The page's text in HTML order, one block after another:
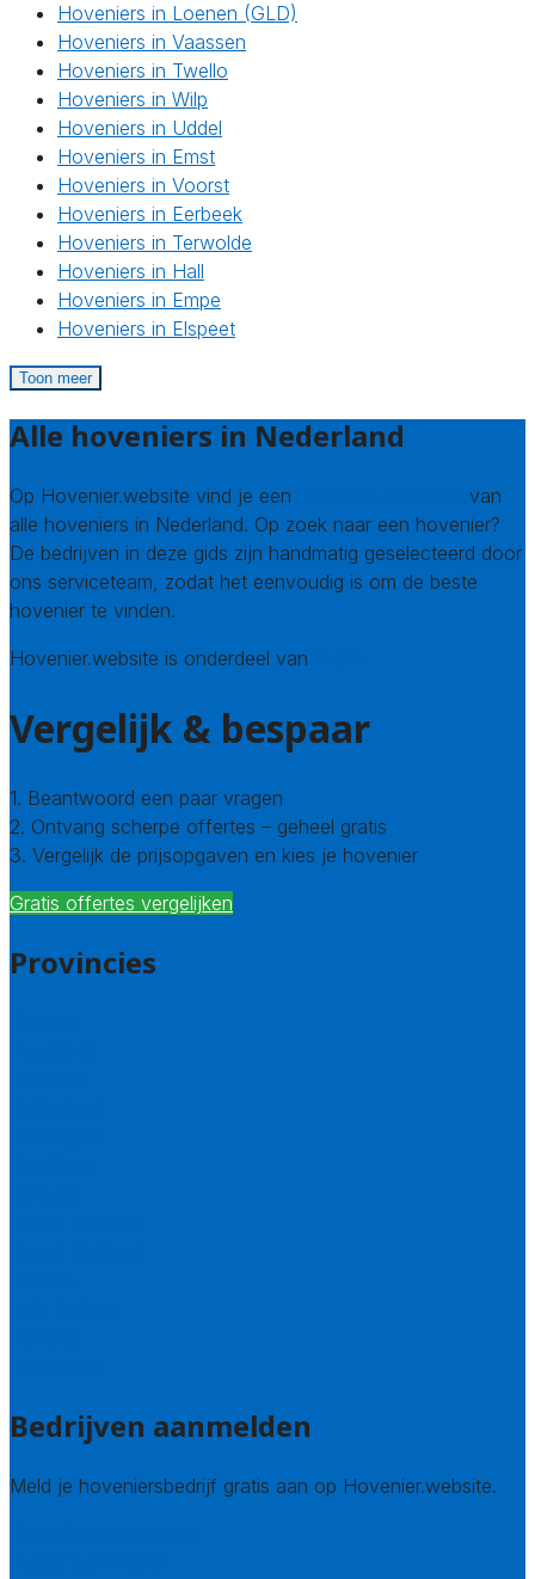
Hoveniers in Loenen (GLD)
Hoveniers in Vaassen
Hoveniers in Twello
Hoveniers in Wilp
Hoveniers in Uddel
Hoveniers in Emst
Hoveniers in Voorst
Hoveniers in Eerbeek
Hoveniers in Terwolde
Hoveniers in Hall
Hoveniers in Empe
Hoveniers in Elspeet
Toon meer
Alle hoveniers in Nederland
Op Hovenier.website vind je een
van
alle hoveniers in Nederland. Op zoek naar een hovenier?
De bedrijven in deze gids zijn handmatig geselecteerd door
ons serviceteam, zodat het eenvoudig is om de beste
hovenier te vinden.
Hovenier.website is onderdeel van
Vergelijk & bespaar
1. Beantwoord een paar vragen
2. Ontvang scherpe offertes – geheel gratis
3. Vergelijk de prijsopgaven en kies je hovenier
Gratis offertes vergelijken
Provincies
Bedrijven aanmelden
Meld je hoveniersbedrijf gratis aan op Hovenier.website.